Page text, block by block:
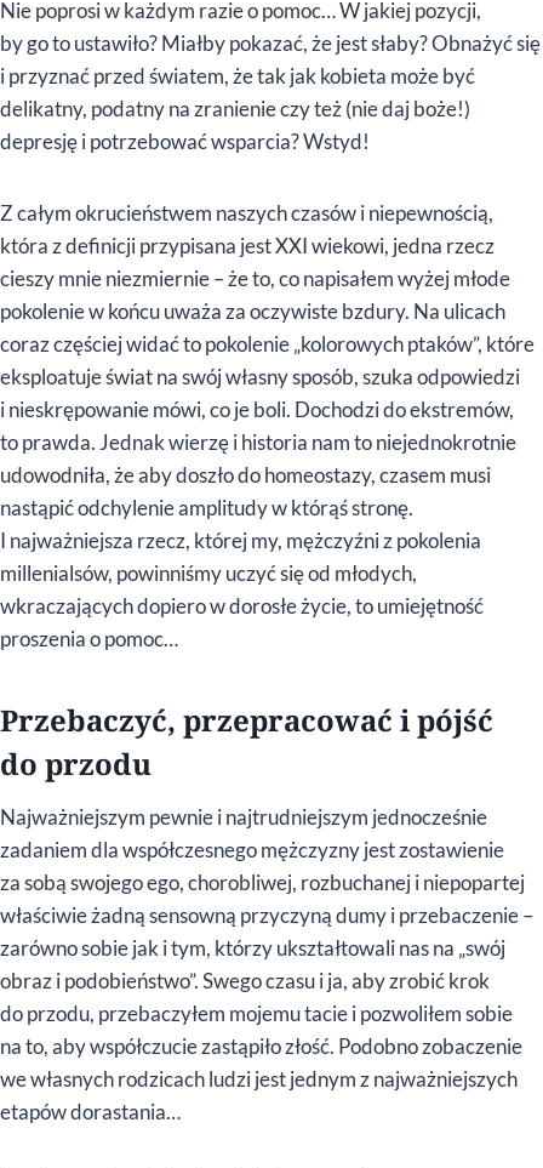
Nie poprosi w każdym razie o pomoc… W jakiej pozycji,
by go to ustawiło? Miałby pokazać, że jest słaby? Obnażyć się
i przyznać przed światem, że tak jak kobieta może być
delikatny, podatny na zranienie czy też (nie daj boże!)
depresję i potrzebować wsparcia? Wstyd!
Z całym okrucieństwem naszych czasów i niepewnością,
która z definicji przypisana jest XXI wiekowi, jedna rzecz
cieszy mnie niezmiernie – że to, co napisałem wyżej młode
pokolenie w końcu uważa za oczywiste bzdury. Na ulicach
coraz częściej widać to pokolenie „kolorowych ptaków”, które
eksploatuje świat na swój własny sposób, szuka odpowiedzi
i nieskrępowanie mówi, co je boli. Dochodzi do ekstremów,
to prawda. Jednak wierzę i historia nam to niejednokrotnie
udowodniła, że aby doszło do homeostazy, czasem musi
nastąpić odchylenie amplitudy w którąś stronę.
I najważniejsza rzecz, której my, mężczyźni z pokolenia
millenialsów, powinniśmy uczyć się od młodych,
wkraczających dopiero w dorosłe życie, to umiejętność
proszenia o pomoc…
Przebaczyć, przepracować i pójść
do przodu
Najważniejszym pewnie i najtrudniejszym jednocześnie
zadaniem dla współczesnego mężczyzny jest zostawienie
za sobą swojego ego, chorobliwej, rozbuchanej i niepopartej
właściwie żadną sensowną przyczyną dumy i przebaczenie –
zarówno sobie jak i tym, którzy ukształtowali nas na „swój
obraz i podobieństwo”. Swego czasu i ja, aby zrobić krok
do przodu, przebaczyłem mojemu tacie i pozwoliłem sobie
na to, aby współczucie zastąpiło złość. Podobno zobaczenie
we własnych rodzicach ludzi jest jednym z najważniejszych
etapów dorastania…